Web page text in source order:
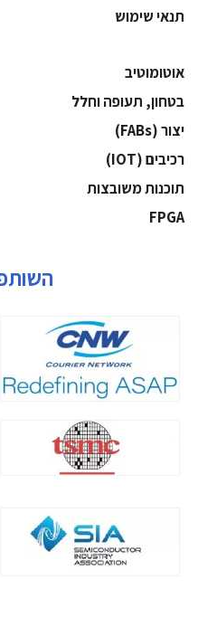
תנאי שימוש
אוטומוטיב
בטחון, תעופה וחלל
‫יצור (‪(FABs‬‬
‫רכיבים‬ (IOT)
‫תוכנות משובצות‬
‫‪FPGA‬‬